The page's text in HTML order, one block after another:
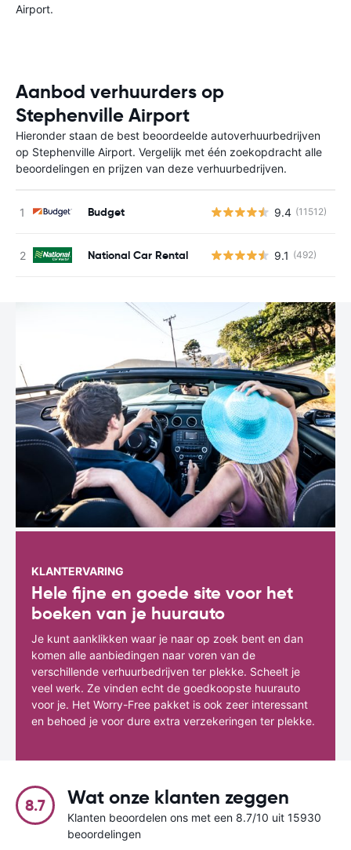
Airport.
Aanbod verhuurders op
Stephenville Airport
Hieronder staan de best beoordeelde autoverhuurbedrijven
op Stephenville Airport. Vergelijk met één zoekopdracht alle
beoordelingen en prijzen van deze verhuurbedrijven.
Budget 9.4 (11512)
National Car Rental 9.1 (492)
KLANTERVARING
Hele fijne en goede site voor het
boeken van je huurauto
Je kunt aanklikken waar je naar op zoek bent en dan
komen alle aanbiedingen naar voren van de
verschillende verhuurbedrijven ter plekke. Scheelt je
veel werk. Ze vinden echt de goedkoopste huurauto
voor je. Het Worry-Free pakket is ook zeer interessant
en behoed je voor dure extra verzekeringen ter plekke.
8.7 Wat onze klanten zeggen
Klanten beoordelen ons met een 8.7/10 uit 15930
beoordelingen